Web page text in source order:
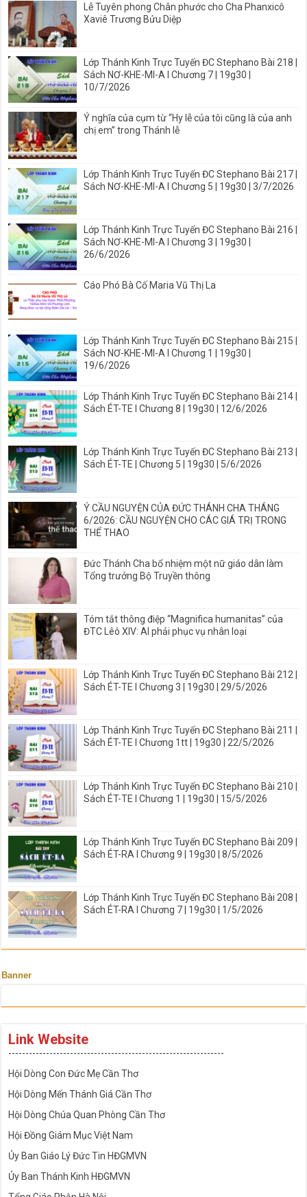
Lễ Tuyên phong Chân phước cho Cha Phanxicô
Xaviê Trương Bửu Diệp
Lớp Thánh Kinh Trực Tuyến ĐC Stephano Bài 218 |
Sách NƠ-KHE-MI-A I Chương 7 | 19g30 |
10/7/2026
Ý nghĩa của cụm từ “Hy lễ của tôi cũng là của anh
chị em” trong Thánh lễ
Lớp Thánh Kinh Trực Tuyến ĐC Stephano Bài 217 |
Sách NƠ-KHE-MI-A I Chương 5 | 19g30 | 3/7/2026
Lớp Thánh Kinh Trực Tuyến ĐC Stephano Bài 216 |
Sách NƠ-KHE-MI-A I Chương 3 | 19g30 |
26/6/2026
Cáo Phó Bà Cố Maria Vũ Thị La
Lớp Thánh Kinh Trực Tuyến ĐC Stephano Bài 215 |
Sách NƠ-KHE-MI-A I Chương 1 | 19g30 |
19/6/2026
Lớp Thánh Kinh Trực Tuyến ĐC Stephano Bài 214 |
Sách ÉT-TE I Chương 8 | 19g30 | 12/6/2026
Lớp Thánh Kinh Trực Tuyến ĐC Stephano Bài 213 |
Sách ÉT-TE | Chương 5 | 19g30 | 5/6/2026
Ý CẦU NGUYỆN CỦA ĐỨC THÁNH CHA THÁNG
6/2026: CẦU NGUYỆN CHO CÁC GIÁ TRỊ TRONG
THỂ THAO
Đức Thánh Cha bổ nhiệm một nữ giáo dân làm
Tổng trưởng Bộ Truyền thông
Tóm tắt thông điệp “Magnifica humanitas” của
ĐTC Lêô XIV: AI phải phục vụ nhân loại
Lớp Thánh Kinh Trực Tuyến ĐC Stephano Bài 212 |
Sách ÉT-TE I Chương 3 | 19g30 | 29/5/2026
Lớp Thánh Kinh Trực Tuyến ĐC Stephano Bài 211 |
Sách ÉT-TE I Chương 1tt | 19g30 | 22/5/2026
Lớp Thánh Kinh Trực Tuyến ĐC Stephano Bài 210 |
Sách ÉT-TE I Chương 1 | 19g30 | 15/5/2026
Lớp Thánh Kinh Trực Tuyến ĐC Stephano Bài 209 |
Sách ÉT-RA I Chương 9 | 19g30 | 8/5/2026
Lớp Thánh Kinh Trực Tuyến ĐC Stephano Bài 208 |
Sách ÉT-RA I Chương 7 | 19g30 | 1/5/2026
Banner
Link Website
---------------------------------------------------------------
Hội Dòng Con Đức Mẹ Cần Thơ
Hội Dòng Mến Thánh Giá Cần Thơ
Hội Dòng Chúa Quan Phòng Cần Thơ
Hội Đồng Giám Mục Việt Nam
Ủy Ban Giáo Lý Đức Tin HĐGMVN
Ủy Ban Thánh Kinh HĐGMVN